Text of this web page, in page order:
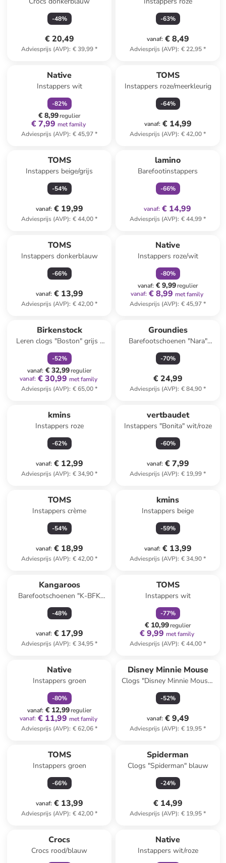
-48%
€ 20,49
Adviesprijs (AVP): € 39,99*
-63%
vanaf: € 8,49
Adviesprijs (AVP): € 22,95*
Native
Instappers wit
-82%
€ 8,99regulier
€ 7,99 met family
Adviesprijs (AVP): € 45,97*
TOMS
Instappers roze/meerkleurig
-64%
vanaf: € 14,99
Adviesprijs (AVP): € 42,00*
TOMS
Instappers beige/grijs
-54%
vanaf: € 19,99
Adviesprijs (AVP): € 44,00*
lamino
Barefootinstappers
-66%
vanaf: € 14,99
Adviesprijs (AVP): € 44,99*
TOMS
Instappers donkerblauw
-66%
vanaf: € 13,99
Adviesprijs (AVP): € 42,00*
Native
Instappers roze/wit
-80%
vanaf: € 9,99regulier
vanaf: € 8,99 met family
Adviesprijs (AVP): € 45,97*
Birkenstock
Leren clogs "Boston" grijs -
wijdte N
-52%
vanaf: € 32,99regulier
vanaf: € 30,99 met family
Adviesprijs (AVP): € 65,00*
Groundies
Barefootschoenen "Nara"
geel/beige
-70%
€ 24,99
Adviesprijs (AVP): € 84,90*
kmins
Instappers roze
-62%
vanaf: € 12,99
Adviesprijs (AVP): € 34,90*
vertbaudet
Instappers "Bonita" wit/roze
-60%
vanaf: € 7,99
Adviesprijs (AVP): € 19,99*
TOMS
Instappers crème
-54%
vanaf: € 18,99
Adviesprijs (AVP): € 42,00*
kmins
Instappers beige
-59%
vanaf: € 13,99
Adviesprijs (AVP): € 34,90*
Kangaroos
Barefootschoenen "K-BFK
Wildfreeze" blauw
-48%
vanaf: € 17,99
Adviesprijs (AVP): € 34,95*
TOMS
Instappers wit
-77%
€ 10,99regulier
€ 9,99 met family
Adviesprijs (AVP): € 44,00*
Native
Instappers groen
-80%
vanaf: € 12,99regulier
vanaf: € 11,99 met family
Adviesprijs (AVP): € 62,06*
Disney Minnie Mouse
Clogs "Disney Minnie Mouse"
lichtroze
-52%
vanaf: € 9,49
Adviesprijs (AVP): € 19,95*
TOMS
Instappers groen
-66%
vanaf: € 13,99
Adviesprijs (AVP): € 42,00*
Spiderman
Clogs "Spiderman" blauw
-24%
€ 14,99
Adviesprijs (AVP): € 19,95*
Crocs
Crocs rood/blauw
Native
Instappers wit/roze